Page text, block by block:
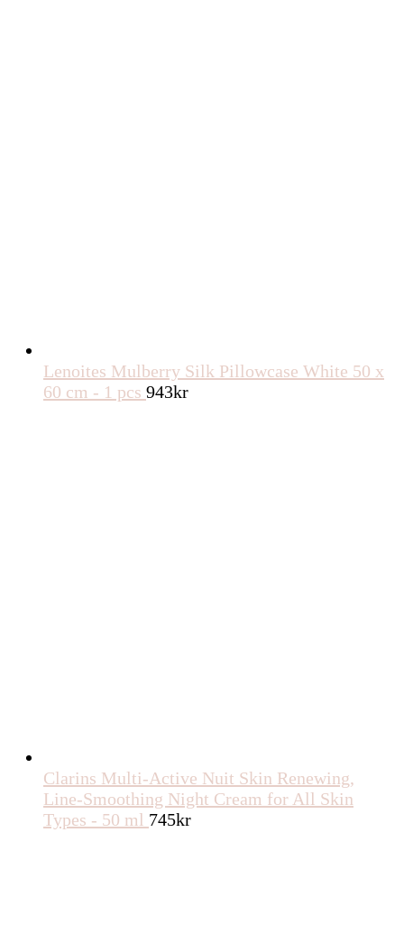
Lenoites Mulberry Silk Pillowcase White 50 x
60 cm - 1 pcs 943kr
Clarins Multi-Active Nuit Skin Renewing,
Line-Smoothing Night Cream for All Skin
Types - 50 ml 745kr